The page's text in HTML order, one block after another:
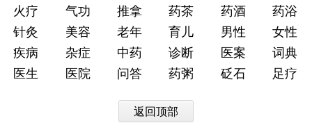
火疗
气功 推拿 药茶 药酒
药浴
针灸
美容 老年 育儿 男性
女性
疾病
杂症 中药 诊断 医案
词典
医生
医院 问答 药粥 砭石 足疗
返回顶部